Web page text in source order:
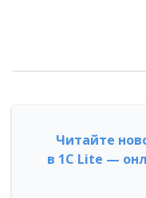
Читайте
в 1С Lite —